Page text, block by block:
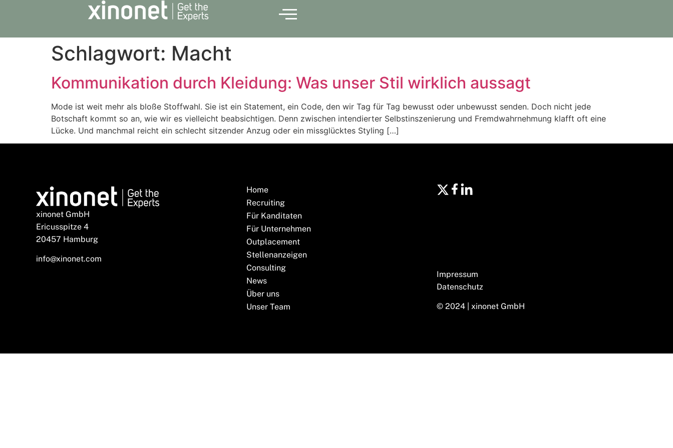
Schlagwort: Macht
Kommunikation durch Kleidung: Was unser Stil wirklich aussagt
Mode ist weit mehr als bloße Stoffwahl. Sie ist ein Statement, ein Code, den wir Tag für Tag bewusst oder unbewusst senden. Doch nicht jede
Botschaft kommt so an, wie wir es vielleicht beabsichtigen. Denn zwischen intendierter Selbstinszenierung und Fremdwahrnehmung klafft oft eine
Lücke. Und manchmal reicht ein schlecht sitzender Anzug oder ein missglücktes Styling […]
xinonet GmbH
Ericusspitze 4
20457 Hamburg
info@xinonet.com
Home
Recruiting
Für Kanditaten
Für Unternehmen
Outplacement
Stellenanzeigen
Consulting
News
Über uns
Unser Team
Impressum
Datenschutz
© 2024 | xinonet GmbH